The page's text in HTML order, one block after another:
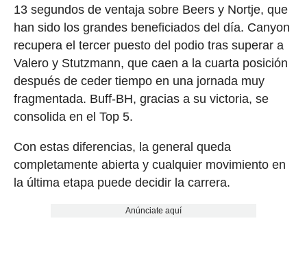
13 segundos de ventaja sobre Beers y Nortje, que
han sido los grandes beneficiados del día. Canyon
recupera el tercer puesto del podio tras superar a
Valero y Stutzmann, que caen a la cuarta posición
después de ceder tiempo en una jornada muy
fragmentada. Buff-BH, gracias a su victoria, se
consolida en el Top 5.
Con estas diferencias, la general queda
completamente abierta y cualquier movimiento en
la última etapa puede decidir la carrera.
Anúnciate aquí